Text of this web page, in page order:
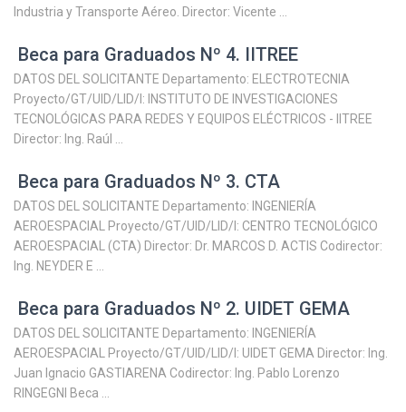
Industria y Transporte Aéreo. Director: Vicente ...
Beca para Graduados Nº 4. IITREE
DATOS DEL SOLICITANTE Departamento: ELECTROTECNIA
Proyecto/GT/UID/LID/I: INSTITUTO DE INVESTIGACIONES
TECNOLÓGICAS PARA REDES Y EQUIPOS ELÉCTRICOS - IITREE
Director: Ing. Raúl ...
Beca para Graduados Nº 3. CTA
DATOS DEL SOLICITANTE Departamento: INGENIERÍA
AEROESPACIAL Proyecto/GT/UID/LID/I: CENTRO TECNOLÓGICO
AEROESPACIAL (CTA) Director: Dr. MARCOS D. ACTIS Codirector:
Ing. NEYDER E ...
Beca para Graduados Nº 2. UIDET GEMA
DATOS DEL SOLICITANTE Departamento: INGENIERÍA
AEROESPACIAL Proyecto/GT/UID/LID/I: UIDET GEMA Director: Ing.
Juan Ignacio GASTIARENA Codirector: Ing. Pablo Lorenzo
RINGEGNI Beca ...